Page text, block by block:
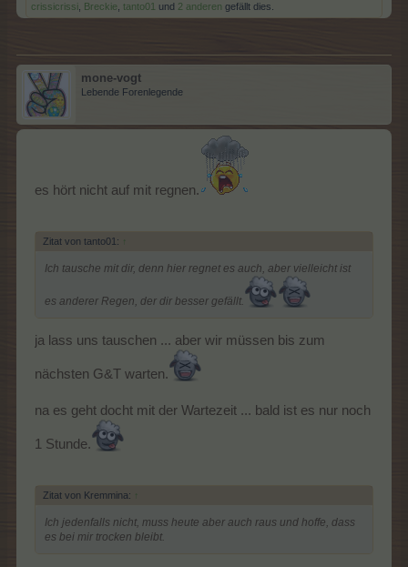
crissicrissi Breckie tanto01 und 2 anderen gefällt dies.
mone-vogt
Lebende Forenlegende
es hört nicht auf mit regnen.
Zitat von tanto01: ↑
Ich tausche mit dir, denn hier regnet es auch, aber vielleicht ist
es anderer Regen, der dir besser gefällt.
ja lass uns tauschen ... aber wir müssen bis zum
nächsten G&T warten.
na es geht docht mit der Wartezeit ... bald ist es nur noch
1 Stunde.
Zitat von Kremmina: ↑
Ich jedenfalls nicht, muss heute aber auch raus und hoffe, dass
es bei mir trocken bleibt.